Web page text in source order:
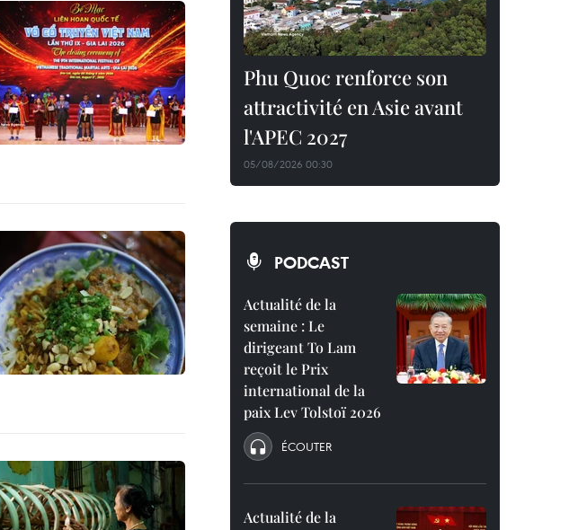
Phu Quoc renforce son
attractivité en Asie avant
l'APEC 2027
05/08/2026 00:30
PODCAST
Actualité de la
semaine : Le
dirigeant To Lam
reçoit le Prix
international de la
paix Lev Tolstoï 2026
ÉCOUTER
Actualité de la